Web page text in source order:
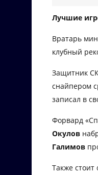
Лучшие
Вратарь
клубный
Защитник
снайпером
записал в
Форвард
Окулов
Галимов
Также